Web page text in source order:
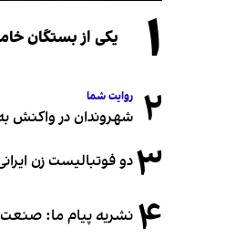
۱ یکی از بستگان
۲ روایت شما
شهروندان در واکنش به
۳دو فوتبالیست زن ایرانی ۵ ماه پس از پناهندگی، شهروند استرالیا
۴ نشریه پیام ما: